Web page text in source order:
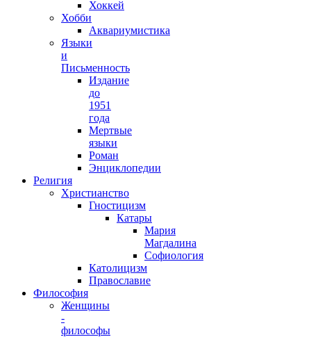
Хоккей
Хобби
Аквариумистика
Языки
и
Письменность
Издание
до
1951
года
Мертвые
языки
Роман
Энциклопедии
Религия
Христианство
Гностицизм
Катары
Мария
Магдалина
Софиология
Католицизм
Православие
Философия
Женщины
-
философы